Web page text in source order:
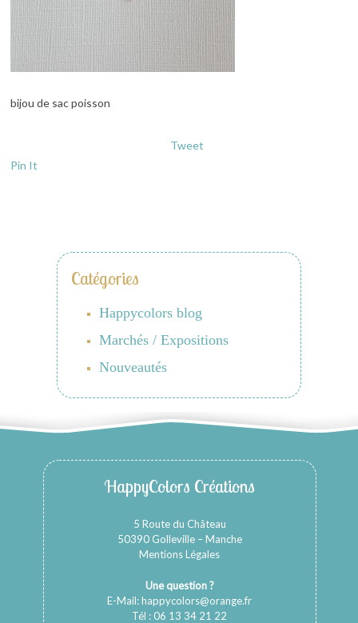
bijou de sac poisson
Tweet
Pin It
Catégories
Happycolors blog
Marchés / Expositions
Nouveautés
HappyColors Créations
5 Route du Château
50390 Golleville – Manche
Mentions Légales
Une question ?
E-Mail:happycolors@orange.fr
Tél : 06 13 34 21 22